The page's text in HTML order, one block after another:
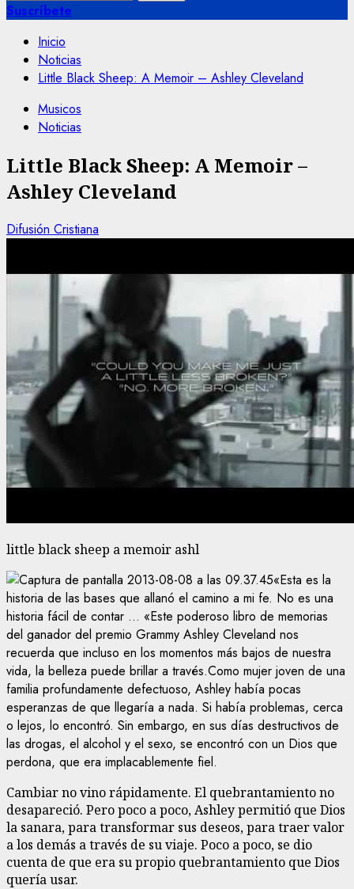
Suscríbete
Inicio
Noticias
Little Black Sheep: A Memoir – Ashley Cleveland
Musicos
Noticias
Little Black Sheep: A Memoir –
Ashley Cleveland
Difusión Cristiana
little black sheep a memoir ashl
«Esta es la
historia de las bases que allanó el camino a mi fe. No es una
historia fácil de contar … «Este poderoso libro de memorias
del ganador del premio Grammy Ashley Cleveland nos
recuerda que incluso en los momentos más bajos de nuestra
vida, la belleza puede brillar a través.Como mujer joven de una
familia profundamente defectuoso, Ashley había pocas
esperanzas de que llegaría a nada. Si había problemas, cerca
o lejos, lo encontró. Sin embargo, en sus días destructivos de
las drogas, el alcohol y el sexo, se encontró con un Dios que
perdona, que era implacablemente fiel.
Cambiar no vino rápidamente. El quebrantamiento no
desapareció. Pero poco a poco, Ashley permitió que Dios
la sanara, para transformar sus deseos, para traer valor
a los demás a través de su viaje. Poco a poco, se dio
cuenta de que era su propio quebrantamiento que Dios
quería usar.